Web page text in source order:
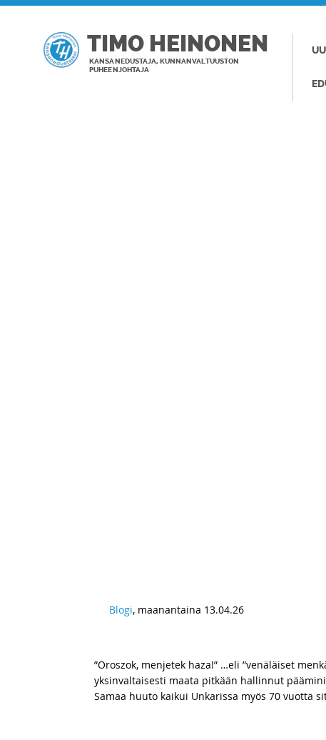
TIMO HEINONEN
KANSANEDUSTAJA, KUNNANVALTUUSTON
PUHEENJOHTAJA
Blogi, maanantaina 13.04.26
”Oroszok, menjetek haza!” …eli ”venäläiset
yksinvaltaisesti maata pitkään hallinnut
Samaa huuto kaikui Unkarissa myös 70 vuotta